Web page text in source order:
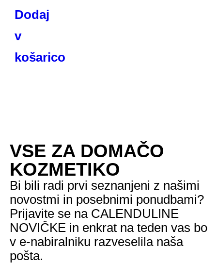
Dodaj
v
košarico
VSE ZA DOMAČO
KOZMETIKO
Bi bili radi prvi seznanjeni z našimi
novostmi in posebnimi ponudbami?
Prijavite se na CALENDULINE
NOVIČKE in enkrat na teden vas bo
v e-nabiralniku razveselila naša
pošta.